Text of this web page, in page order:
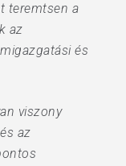
teremtsen a
az
és
viszony
az